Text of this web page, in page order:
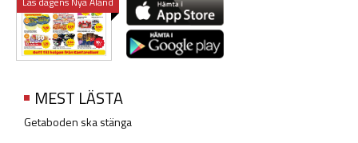
MEST LÄSTA
Getaboden ska stänga